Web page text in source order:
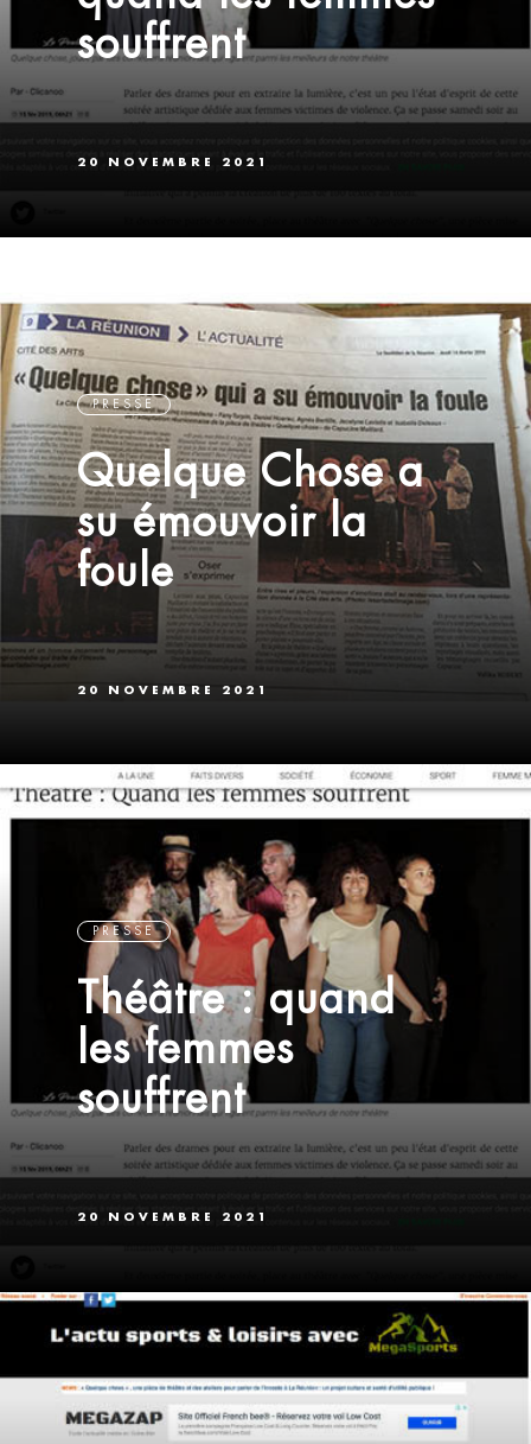
souffrent
20 NOVEMBRE 2021
PRESSE
Quelque Chose a
su émouvoir la
foule
20 NOVEMBRE 2021
PRESSE
Théâtre : quand
les femmes
souffrent
20 NOVEMBRE 2021